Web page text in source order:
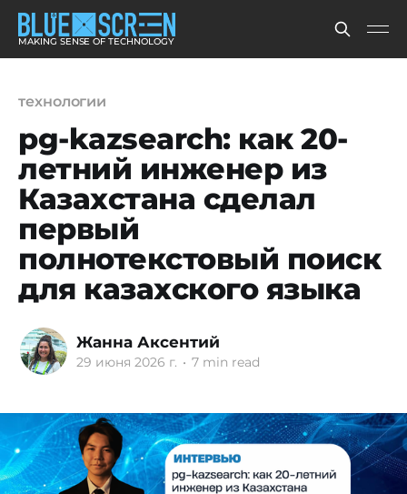
MAKING SENSE OF TECHNOLOGY
технологии
pg-kazsearch: как 20-
летний инженер из
Казахстана сделал
первый
полнотекстовый поиск
для казахского языка
Жанна Аксентий
29 июня 2026 г. • 7 min read